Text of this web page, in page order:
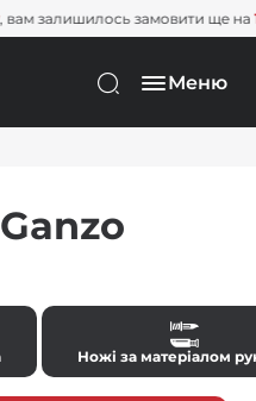
замовити ще на 1 500
Меню
Ножі за матеріалом